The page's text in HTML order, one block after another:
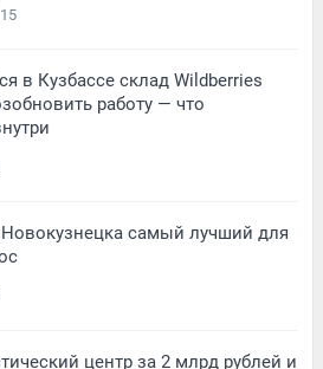
15
в Кузбассе склад Wildberries
работу — что
самый лучший для
центр за 2 млрд рублей и